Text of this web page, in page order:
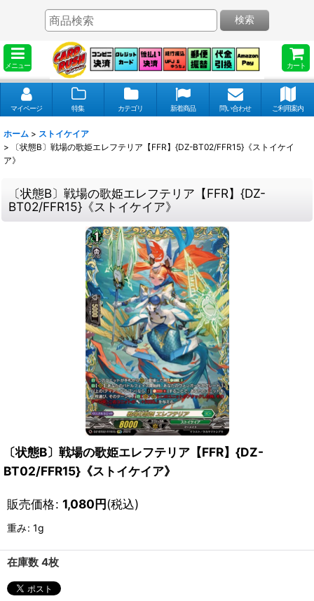
メニュー カート
検索
マイページ 特集 カテゴリ 新着商品 問い合わせ ご利用案内
ホーム > ストイケイア
>
〔状態B〕戦場の歌姫エレフテリア【FFR】{DZ-BT02/FFR15}《ストイケイ
ア》
〔状態B〕戦場の歌姫エレフテリア【FFR】{DZ-
BT02/FFR15}《ストイケイア》
〔状態B〕戦場の歌姫エレフテリア【FFR】{DZ-
BT02/FFR15}《ストイケイア》
販売価格: 1,080円(税込)
重み: 1g
在庫数 4枚